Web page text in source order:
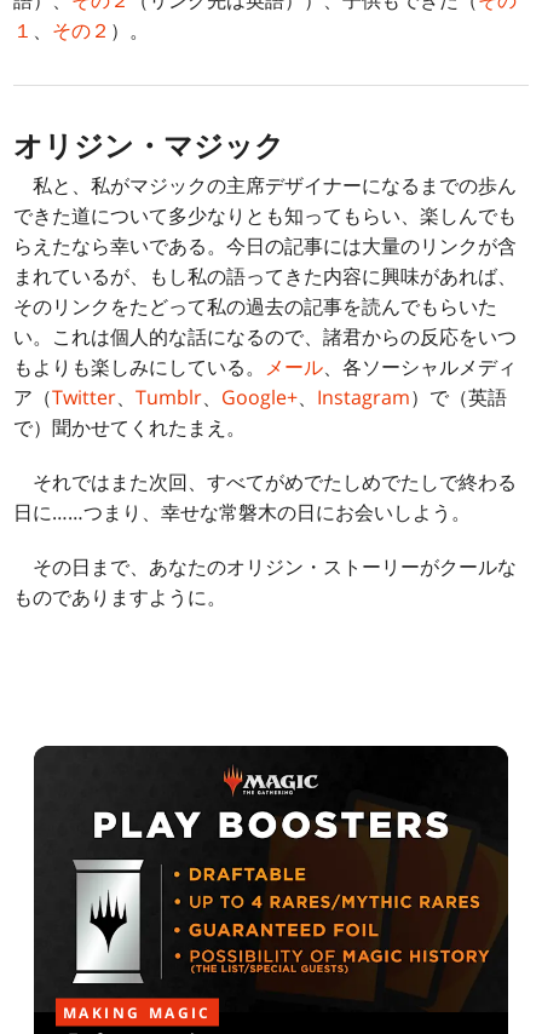
１ 、 その２ ）。
オリジン・マジック
私と、私がマジックの主席デザイナーになるまでの歩ん
できた道について多少なりとも知ってもらい、楽しんでも
らえたなら幸いである。今日の記事には大量のリンクが含
まれているが、もし私の語ってきた内容に興味があれば、
そのリンクをたどって私の過去の記事を読んでもらいた
い。これは個人的な話になるので、諸君からの反応をいつ
もよりも楽しみにしている。 メール、各ソーシャルメディ
ア（Twitter、Tumblr、 Google+、 Instagram）で（英語
で）聞かせてくれたまえ。
それではまた次回、すべてがめでたしめでたしで終わる
日に……つまり、幸せな常磐木の日にお会いしよう。
その日まで、あなたのオリジン・ストーリーがクールな
ものでありますように。
MAKING MAGIC